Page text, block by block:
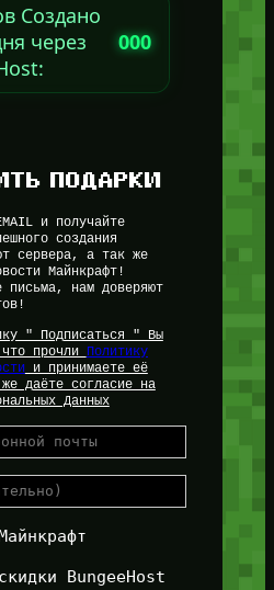
Создано
через
000
ПОДАРКИ
и получайте
создания
сервера, а так же
Майнкрафт!
письма, нам доверяют
" Подписаться " Вы
прочли Политику
и принимаете её
даёте согласие на
Данных
BungeeHost